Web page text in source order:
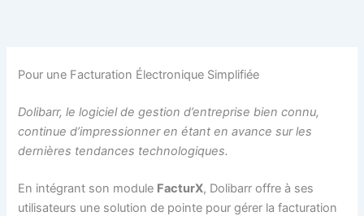
Pour une Facturation Électronique Simplifiée
Dolibarr, le logiciel de gestion d’entreprise bien connu,
continue d’impressionner en étant en avance sur les
dernières tendances technologiques.
En intégrant son module FacturX, Dolibarr offre à ses
utilisateurs une solution de pointe pour gérer la facturation